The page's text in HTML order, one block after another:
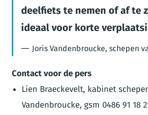
deelfiets te nemen of af te
ideaal voor korte
Joris Vandenbroucke, schepen
Contact voor de pers
Lien Braeckevelt, kabinet
Vandenbroucke, gsm 0486 91 18